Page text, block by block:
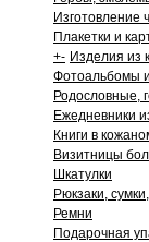
Изготовление
Плакетки и
+- Изделия из
Фотоальбомы
Родословные,
Ежедневники
Книги в
Визитницы
Шкатулки
Рюкзаки,
Ремни
Подарочная